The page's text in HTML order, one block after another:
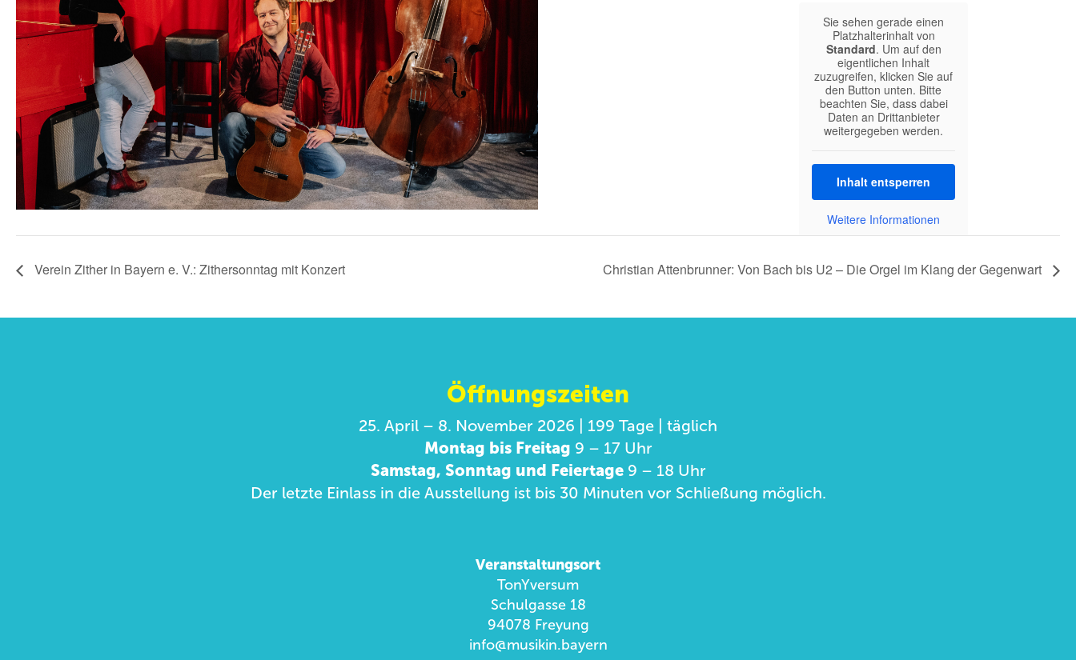
Sie sehen gerade einen
Platzhalterinhalt von
Standard. Um auf den
eigentlichen Inhalt
zuzugreifen, klicken Sie auf
den Button unten. Bitte
beachten Sie, dass dabei
Daten an Drittanbieter
weitergegeben werden.
Inhalt entsperren
Weitere Informationen
Verein Zither in Bayern e. V.: Zithersonntag mit Konzert Christian Attenbrunner: Von Bach bis U2 – Die Orgel im Klang der Gegenwart
Öffnungszeiten
25. April – 8. November 2026 | 199 Tage | täglich
Montag bis Freitag 9 – 17 Uhr
Samstag, Sonntag und Feiertage9 – 18 Uhr
Der letzte Einlass in die Ausstellung ist bis 30 Minuten vor Schließung möglich.
Veranstaltungsort
TonYversum
Schulgasse 18
94078 Freyung
info@musikin.bayern